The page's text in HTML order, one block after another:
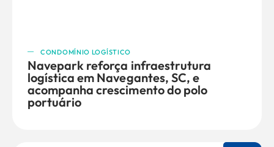
CONDOMÍNIO LOGÍSTICO
Navepark reforça infraestrutura
logística em Navegantes, SC, e
acompanha crescimento do polo
portuário